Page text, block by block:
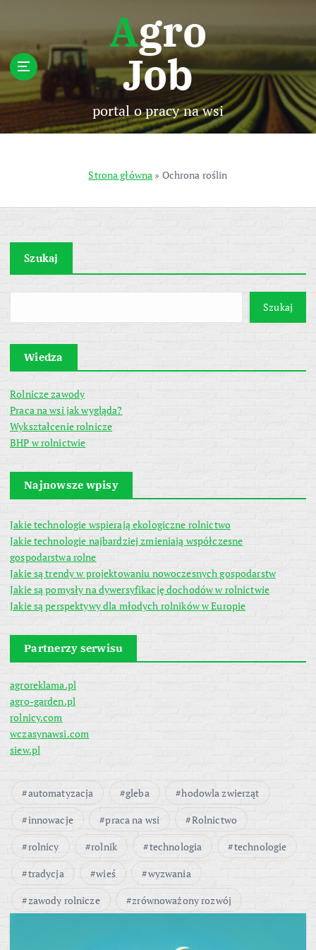
p
t
c
n
Agro
Job
portal o pracy na wsi
Strona główna » Ochrona roślin
Szukaj
Szukaj
Wiedza
Rolnicze zawody
Praca na wsi jak wygląda?
Wykształcenie rolnicze
BHP w rolnictwie
Najnowsze wpisy
Jakie technologie wspierają ekologiczne rolnictwo
Jakie technologie najbardziej zmieniają współczesne
gospodarstwa rolne
Jakie są trendy w projektowaniu nowoczesnych gospodarstw
Jakie są pomysły na dywersyfikację dochodów w rolnictwie
Jakie są perspektywy dla młodych rolników w Europie
Partnerzy serwisu
agroreklama.pl
agro-garden.pl
rolnicy.com
wczasynawsi.com
siew.pl
automatyzacja gleba
hodowla zwierząt
innowacje
praca na wsi
Rolnictwo
rolnicy
rolnik technologia
technologie
tradycja
wieś
wyzwania
zawody rolnicze
zrównoważony rozwój